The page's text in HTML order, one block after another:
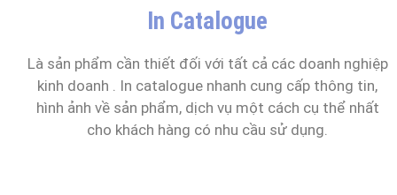
In Catalogue
Là sản phẩm cần thiết đối với tất cả các doanh nghiệp
kinh doanh . In catalogue nhanh cung cấp thông tin,
hình ảnh về sản phẩm, dịch vụ một cách cụ thể nhất
cho khách hàng có nhu cầu sử dụng.